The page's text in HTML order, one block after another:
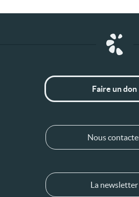
Faire un don
Nous
La newsletter